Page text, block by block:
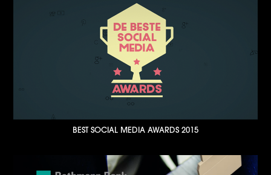
BEST SOCIAL MEDIA AWARDS 2015